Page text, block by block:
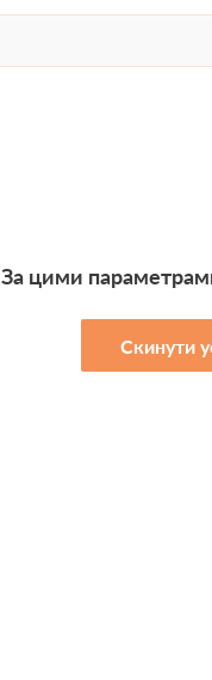
За цими
Скинути